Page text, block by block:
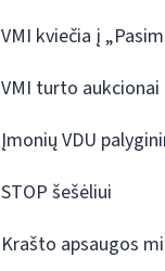
VMI kviečia į
VMI turto aukcionai
Įmonių VDU
STOP šešėliui
Krašto apsaugos